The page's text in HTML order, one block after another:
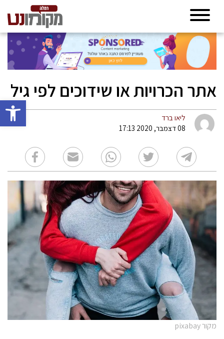
פתח
אתר הכרויות או שידוכים לפי גיל
ליאו ברד
08 דצמבר, 2020 17:13
מקור pixabay